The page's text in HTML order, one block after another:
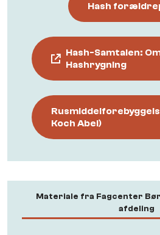
Hash
Hash-Samtalen:
Hashrygning
Koch Abel)
Materiale fra Fagcenter
afdeling